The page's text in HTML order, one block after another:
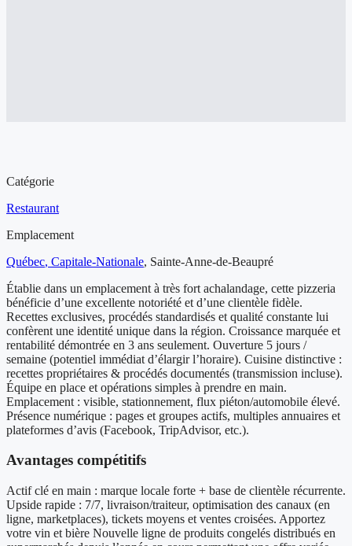
Catégorie
Restaurant
Emplacement
Québec, Capitale-Nationale, Sainte-Anne-de-Beaupré
Établie dans un emplacement à très fort achalandage, cette pizzeria
bénéficie d’une excellente notoriété et d’une clientèle fidèle.
Recettes exclusives, procédés standardisés et qualité constante lui
confèrent une identité unique dans la région. Croissance marquée et
rentabilité démontrée en 3 ans seulement. Ouverture 5 jours /
semaine (potentiel immédiat d’élargir l’horaire). Cuisine distinctive :
recettes propriétaires & procédés documentés (transmission incluse).
Équipe en place et opérations simples à prendre en main.
Emplacement : visible, stationnement, flux piéton/automobile élevé.
Présence numérique : pages et groupes actifs, multiples annuaires et
plateformes d’avis (Facebook, TripAdvisor, etc.).
Avantages compétitifs
Actif clé en main : marque locale forte + base de clientèle récurrente.
Upside rapide : 7/7, livraison/traiteur, optimisation des canaux (en
ligne, marketplaces), tickets moyens et ventes croisées. Apportez
votre vin et bière Nouvelle ligne de produits congelés distribués en